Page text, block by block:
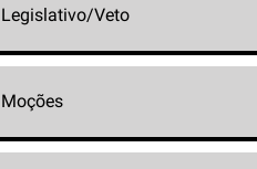
Legislativo/Veto
Moções